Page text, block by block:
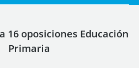
16 oposiciones Educación
Primaria